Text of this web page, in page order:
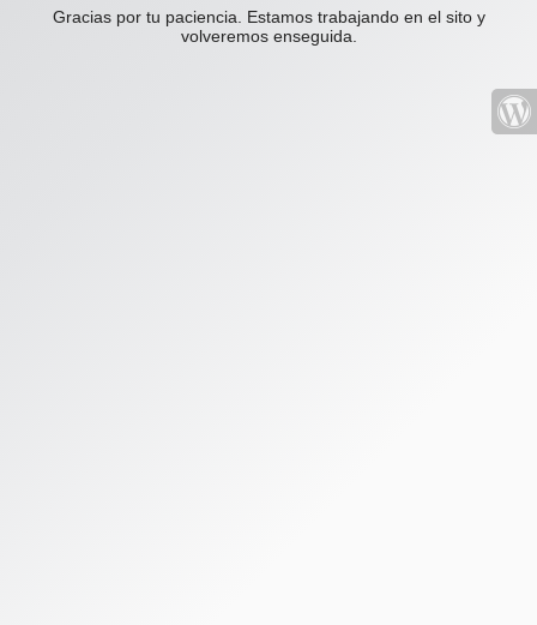
Gracias por tu paciencia. Estamos trabajando en el sito y
volveremos enseguida.